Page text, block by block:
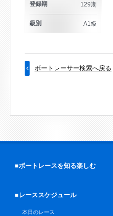
登録期 129期
級別 A1級
ボートレーサー検索へ戻る
■ボートレースを知る楽しむ
■レーススケジュール
本日のレース